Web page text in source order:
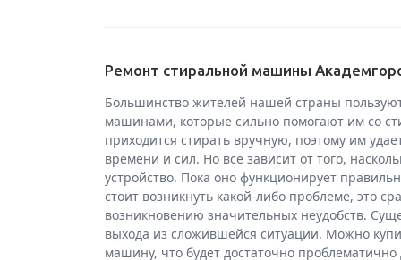
Ремонт стиральной машины
Большинство жителей нашей страны
машинами, которые сильно помогают им со
приходится стирать вручную, поэтому им
времени и сил. Но все зависит от того,
устройство. Пока оно функционирует
стоит возникнуть какой-либо проблеме, это
возникновению значительных неудобств.
выхода из сложившейся ситуации. Можно
машину, что будет достаточно